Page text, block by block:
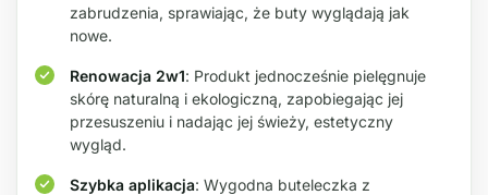
zabrudzenia, sprawiając, że buty wyglądają jak
nowe.
Renowacja 2w1: Produkt jednocześnie pielęgnuje
skórę naturalną i ekologiczną, zapobiegając jej
przesuszeniu i nadając jej świeży, estetyczny
wygląd.
Szybka aplikacja: Wygodna buteleczka z